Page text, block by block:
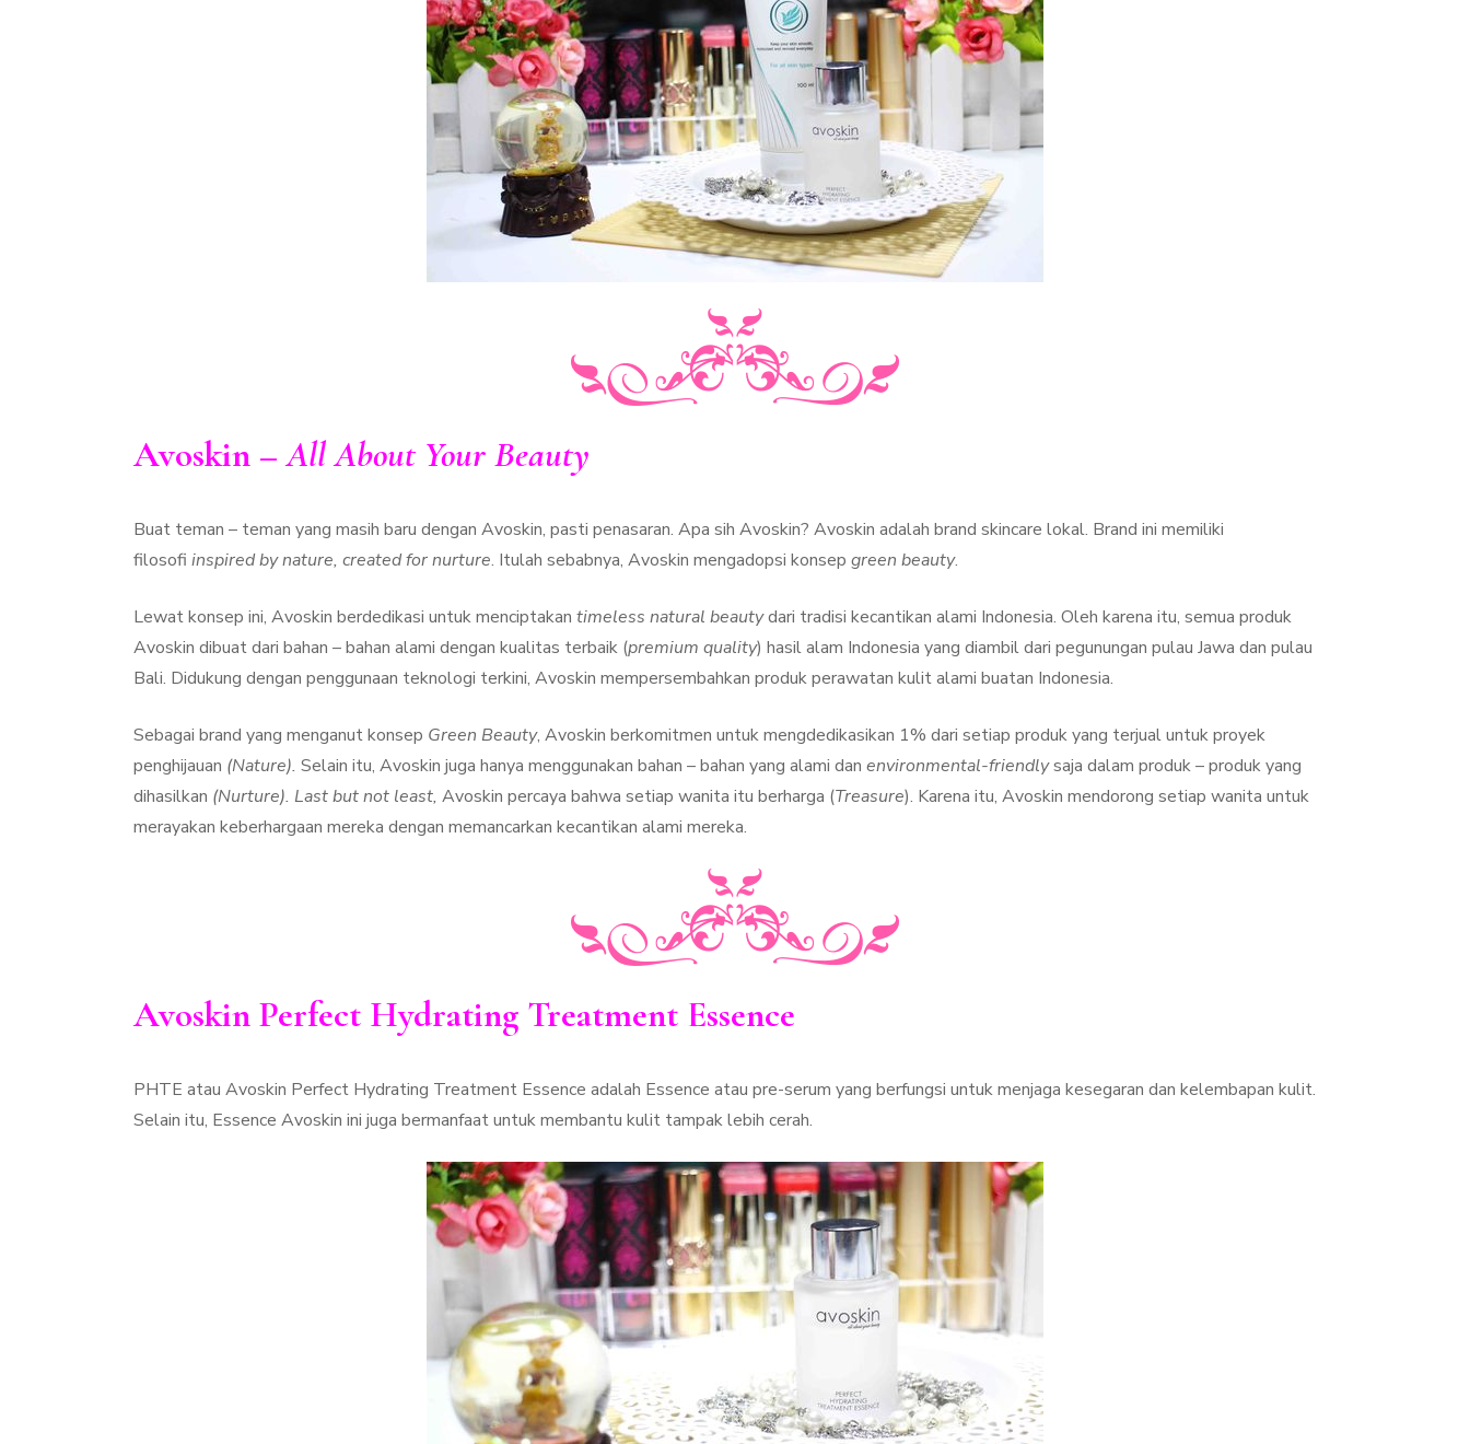
Avoskin –All About Your Beauty
Buat teman – teman yang masih baru dengan Avoskin, pasti penasaran. Apa sih Avoskin? Avoskin adalah brand skincare lokal. Brand ini memiliki
filosofi inspired by nature, created for nurture. Itulah sebabnya, Avoskin mengadopsi konsep green beauty.
Lewat konsep ini, Avoskin berdedikasi untuk menciptakan timeless natural beautydari tradisi kecantikan alami Indonesia. Oleh karena itu, semua produk
Avoskin dibuat dari bahan – bahan alami dengan kualitas terbaik (premium quality) hasil alam Indonesia yang diambil dari pegunungan pulau Jawa dan pulau
Bali. Didukung dengan penggunaan teknologi terkini, Avoskin mempersembahkan produk perawatan kulit alami buatan Indonesia.
Sebagai brand yang menganut konsep Green Beauty, Avoskin berkomitmen untuk mengdedikasikan 1% dari setiap produk yang terjual untuk proyek
penghijauan (Nature). Selain itu, Avoskin juga hanya menggunakan bahan – bahan yang alami dan environmental-friendlysaja dalam produk – produk yang
dihasilkan (Nurture). Last but not least, Avoskin percaya bahwa setiap wanita itu berharga (Treasure). Karena itu, Avoskin mendorong setiap wanita untuk
merayakan keberhargaan mereka dengan memancarkan kecantikan alami mereka.
Avoskin Perfect Hydrating Treatment Essence
PHTE atau Avoskin Perfect Hydrating Treatment Essence adalah Essence atau pre-serum yang berfungsi untuk menjaga kesegaran dan kelembapan kulit.
Selain itu, Essence Avoskin ini juga bermanfaat untuk membantu kulit tampak lebih cerah.